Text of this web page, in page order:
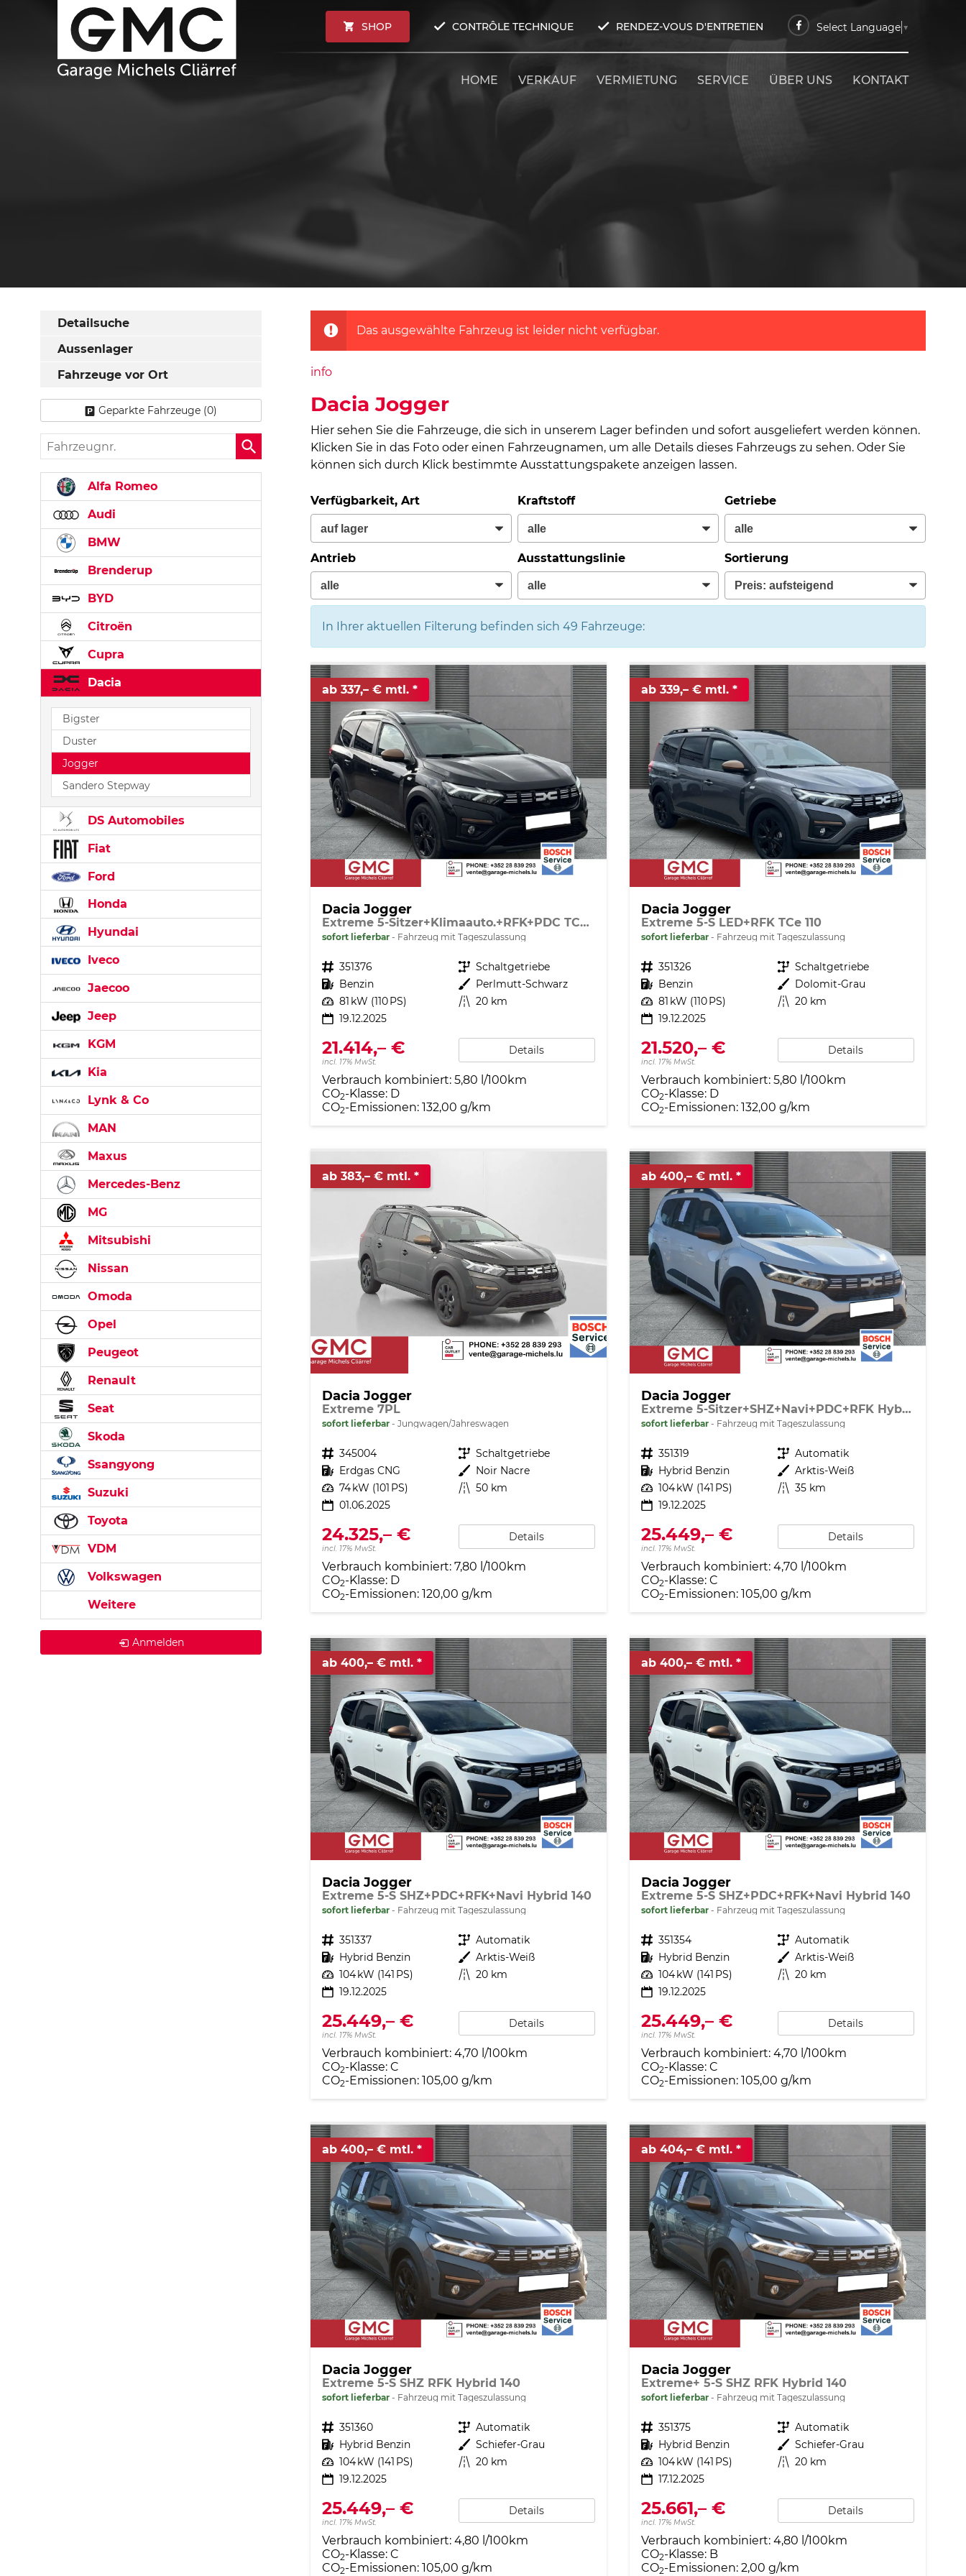
SHOP CONTRÔLE TECHNIQUE RENDEZ-VOUS D'ENTRETIEN Select Language ▼
HOME VERKAUF VERMIETUNG SERVICE ÜBER UNS KONTAKT
Das ausgewählte Fahrzeug ist leider nicht verfügbar.
info
Dacia Jogger
Hier sehen Sie die Fahrzeuge, die sich in unserem Lager befinden und sofort ausgeliefert werden können.
Klicken Sie in das Foto oder einen Fahrzeugnamen, um alle Details dieses Fahrzeugs zu sehen. Oder Sie
können sich durch Klick bestimmte Ausstattungspakete anzeigen lassen.
Verfügbarkeit, Art Kraftstoff Getriebe
Antrieb Ausstattungslinie Sortierung
In Ihrer aktuellen Filterung befinden sich 49 Fahrzeuge:
ab 337,– € mtl.
Dacia Jogger
Extreme 5-Sitzer+Klimaauto.+RFK+PDC TCe 110
sofort lieferbar Fahrzeug mit Tageszulassung
Fahrzeugnr. 351376 Getriebe Schaltgetriebe
Kraftstoff Benzin Außenfarbe Perlmutt-Schwarz
Leistung 81 kW (110 PS) Kilometerstand 20 km
19.12.2025
21.414,– €
incl. 17% MwSt.
Details
Verbrauch kombiniert: 5,80 l/100km
CO2-Klasse: D
CO2-Emissionen: 132,00 g/km
ab 339,– € mtl.
Dacia Jogger
Extreme 5-S LED+RFK TCe 110
sofort lieferbar Fahrzeug mit Tageszulassung
Fahrzeugnr. 351326 Getriebe Schaltgetriebe
Kraftstoff Benzin Außenfarbe Dolomit-Grau
Leistung 81 kW (110 PS) Kilometerstand 20 km
19.12.2025
21.520,– €
incl. 17% MwSt.
Details
Verbrauch kombiniert: 5,80 l/100km
CO2-Klasse: D
CO2-Emissionen: 132,00 g/km
ab 383,– € mtl.
Dacia Jogger
Extreme 7PL
sofort lieferbar Jungwagen/Jahreswagen
Fahrzeugnr. 345004 Getriebe Schaltgetriebe
Kraftstoff Erdgas CNG Außenfarbe Noir Nacre
Leistung 74 kW (101 PS) Kilometerstand 50 km
01.06.2025
24.325,– €
incl. 17% MwSt.
Details
Verbrauch kombiniert: 7,80 l/100km
CO2-Klasse: D
CO2-Emissionen: 120,00 g/km
ab 400,– € mtl.
Dacia Jogger
Extreme 5-Sitzer+SHZ+Navi+PDC+RFK Hybrid 140
sofort lieferbar Fahrzeug mit Tageszulassung
Fahrzeugnr. 351319 Getriebe Automatik
Kraftstoff Hybrid Benzin Außenfarbe Arktis-Weiß
Leistung 104 kW (141 PS) Kilometerstand 35 km
19.12.2025
25.449,– €
incl. 17% MwSt.
Details
Verbrauch kombiniert: 4,70 l/100km
CO2-Klasse: C
CO2-Emissionen: 105,00 g/km
ab 400,– € mtl.
Dacia Jogger
Extreme 5-S SHZ+PDC+RFK+Navi Hybrid 140
sofort lieferbar Fahrzeug mit Tageszulassung
Fahrzeugnr. 351337 Getriebe Automatik
Kraftstoff Hybrid Benzin Außenfarbe Arktis-Weiß
Leistung 104 kW (141 PS) Kilometerstand 20 km
19.12.2025
25.449,– €
incl. 17% MwSt.
Details
Verbrauch kombiniert: 4,70 l/100km
CO2-Klasse: C
CO2-Emissionen: 105,00 g/km
ab 400,– € mtl.
Dacia Jogger
Extreme 5-S SHZ+PDC+RFK+Navi Hybrid 140
sofort lieferbar Fahrzeug mit Tageszulassung
Fahrzeugnr. 351354 Getriebe Automatik
Kraftstoff Hybrid Benzin Außenfarbe Arktis-Weiß
Leistung 104 kW (141 PS) Kilometerstand 20 km
19.12.2025
25.449,– €
incl. 17% MwSt.
Details
Verbrauch kombiniert: 4,70 l/100km
CO2-Klasse: C
CO2-Emissionen: 105,00 g/km
ab 400,– € mtl.
Dacia Jogger
Extreme 5-S SHZ RFK Hybrid 140
sofort lieferbar Fahrzeug mit Tageszulassung
Fahrzeugnr. 351360 Getriebe Automatik
Kraftstoff Hybrid Benzin Außenfarbe Schiefer-Grau
Leistung 104 kW (141 PS) Kilometerstand 20 km
19.12.2025
25.449,– €
incl. 17% MwSt.
Details
Verbrauch kombiniert: 4,80 l/100km
CO2-Klasse: C
CO2-Emissionen: 105,00 g/km
ab 404,– € mtl.
Dacia Jogger
Extreme+ 5-S SHZ RFK Hybrid 140
sofort lieferbar Fahrzeug mit Tageszulassung
Fahrzeugnr. 351375 Getriebe Automatik
Kraftstoff Hybrid Benzin Außenfarbe Schiefer-Grau
Leistung 104 kW (141 PS) Kilometerstand 20 km
17.12.2025
25.661,– €
incl. 17% MwSt.
Details
Verbrauch kombiniert: 4,80 l/100km
CO2-Klasse: B
CO2-Emissionen: 2,00 g/km
Detailsuche
Aussenlager
Fahrzeuge vor Ort
Geparkte Fahrzeuge (0)
Fahrzeugnr.
Alfa Romeo
Audi
BMW
Brenderup
BYD
Citroën
Cupra
Dacia
Bigster
Duster
Jogger
Sandero Stepway
DS Automobiles
Fiat
Ford
Honda
Hyundai
Iveco
Jaecoo
Jeep
KGM
Kia
Lynk & Co
MAN
Maxus
Mercedes-Benz
MG
Mitsubishi
Nissan
Omoda
Opel
Peugeot
Renault
Seat
Skoda
Ssangyong
Suzuki
Toyota
VDM
Volkswagen
Weitere
Anmelden